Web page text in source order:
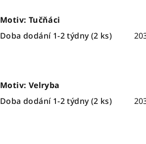
Motiv: Tučňáci
Doba dodání 1-2 týdny(2 ks)
Motiv: Velryba
Doba dodání 1-2 týdny(2 ks)